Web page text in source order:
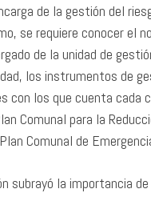
de la gestión del
se requiere conocer el
de la unidad de
los instrumentos de
con los que cuenta cada
Comunal para la
Comunal de
subrayó la importancia